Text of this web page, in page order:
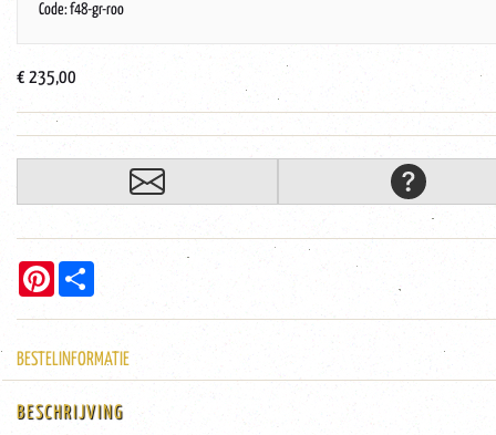
Code: f48-gr-roo
€ 235,00
Pinterest
BESTELINFORMATIE
BESCHRIJVING